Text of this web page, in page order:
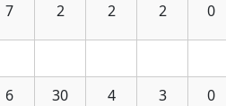
7 2 2 2 0
6 30 4 3
0